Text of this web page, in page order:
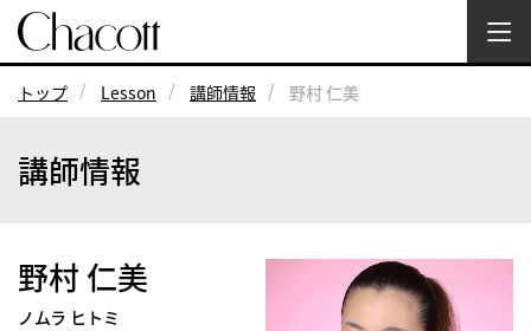
トップ Lesson 講師情報 野村 仁美
講師情報
野村 仁美
ノムラ ヒトミ